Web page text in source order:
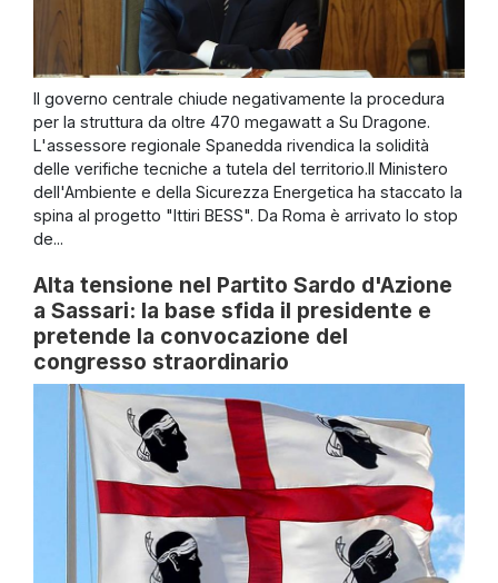
Il governo centrale chiude negativamente la procedura
per la struttura da oltre 470 megawatt a Su Dragone.
L'assessore regionale Spanedda rivendica la solidità
delle verifiche tecniche a tutela del territorio.Il Ministero
dell'Ambiente e della Sicurezza Energetica ha staccato la
spina al progetto "Ittiri BESS". Da Roma è arrivato lo stop
de...
Alta tensione nel Partito Sardo d'Azione
a Sassari: la base sfida il presidente e
pretende la convocazione del
congresso straordinario